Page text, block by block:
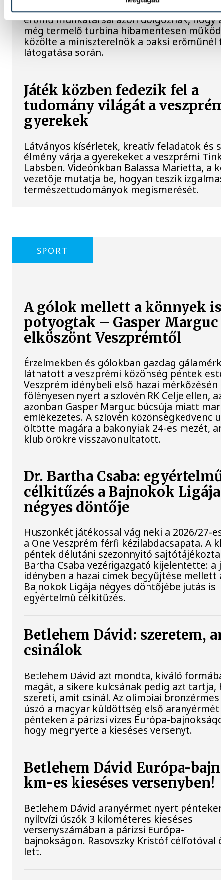
Jelenleg stabil Magyarország
erőmű munkatársai azon dolgoznak, hogy
még termelő turbina hibamentesen
közölte a miniszterelnök a paksi
látogatása során.
Játék közben fedezik fel a
tudomány világát a
gyerekek
Látványos kísérletek, kreatív feladatok és
élmény várja a gyerekeket a veszprémi
Labsben. Videónkban Balassa Marietta, a
vezetője mutatja be, hogyan teszik
természettudományok megismerését.
SPORT
A gólok mellett a könnyek
potyogtak – Gasper Marguc
elköszönt Veszprémtől
Érzelmekben és gólokban gazdag
láthatott a veszprémi közönség péntek
Veszprém idénybeli első hazai mérkőzésén
fölényesen nyert a szlovén RK Celje ellen,
azonban Gasper Marguc búcsúja miatt
emlékezetes. A szlovén közönségkedvenc
öltötte magára a bakonyiak 24-es mezét,
klub örökre visszavonultatott.
Dr. Bartha Csaba:
célkitűzés a Bajnokok Ligája
négyes döntője
Huszonkét játékossal vág neki a 2026/27-
a One Veszprém férfi kézilabdacsapata. A
péntek délutáni szezonnyitó
Bartha Csaba vezérigazgató kijelentette: a
idényben a hazai címek begyűjtése mellett
Bajnokok Ligája négyes döntőjébe jutás is
egyértelmű célkitűzés.
Betlehem Dávid: szeretem,
csinálok
Betlehem Dávid azt mondta, kiváló
magát, a sikere kulcsának pedig azt tartja,
szereti, amit csinál. Az olimpiai
úszó a magyar küldöttség első
pénteken a párizsi vizes Európa-
hogy megnyerte a kieséses versenyt.
Betlehem Dávid Európa-
km-es kieséses versenyben!
Betlehem Dávid aranyérmet nyert
nyíltvízi úszók 3 kilométeres kieséses
versenyszámában a párizsi Európa-
bajnokságon. Rasovszky Kristóf célfotóval
lett.